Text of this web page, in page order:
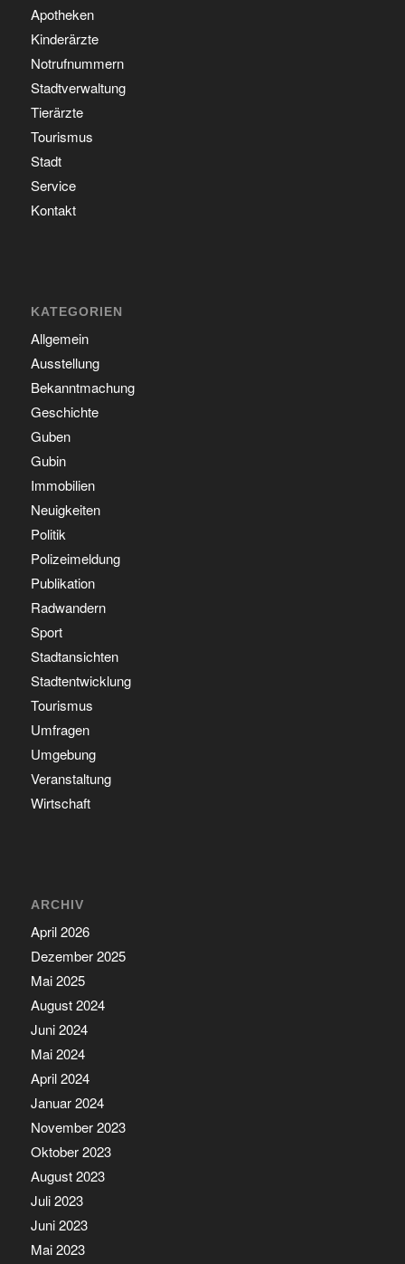
Apotheken
Kinderärzte
Notrufnummern
Stadtverwaltung
Tierärzte
Tourismus
Stadt
Service
Kontakt
KATEGORIEN
Allgemein
Ausstellung
Bekanntmachung
Geschichte
Guben
Gubin
Immobilien
Neuigkeiten
Politik
Polizeimeldung
Publikation
Radwandern
Sport
Stadtansichten
Stadtentwicklung
Tourismus
Umfragen
Umgebung
Veranstaltung
Wirtschaft
ARCHIV
April 2026
Dezember 2025
Mai 2025
August 2024
Juni 2024
Mai 2024
April 2024
Januar 2024
November 2023
Oktober 2023
August 2023
Juli 2023
Juni 2023
Mai 2023